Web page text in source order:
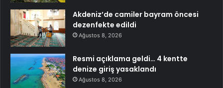
Akdeniz’de camiler bayram öncesi
dezenfekte edildi
Ağustos 8, 2026
Resmi açıklama geldi… 4 kentte
denize giriş yasaklandı
Ağustos 8, 2026